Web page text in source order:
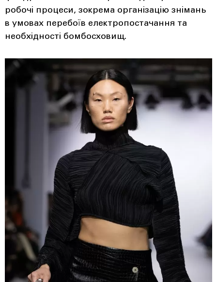
робочі процеси, зокрема організацію знімань
в умовах перебоїв електропостачання та
необхідності бомбосховищ.